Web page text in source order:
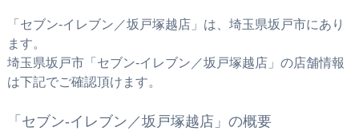
「セブン‐イレブン／坂戸塚越店」は、埼玉県坂戸市にあり
ます。
埼玉県坂戸市「セブン‐イレブン／坂戸塚越店」の店舗情報
は下記でご確認頂けます。
「セブン‐イレブン／坂戸塚越店」の概要